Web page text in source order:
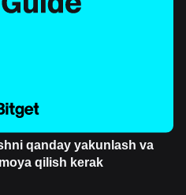
qanday yakunlash va
qilish kerak